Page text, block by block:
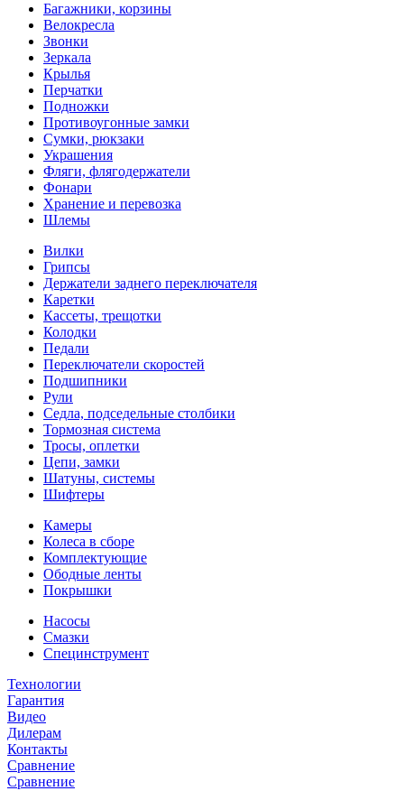
Багажники, корзины
Велокресла
Звонки
Зеркала
Крылья
Перчатки
Подножки
Противоугонные замки
Сумки, рюкзаки
Украшения
Фляги, флягодержатели
Фонари
Хранение и перевозка
Шлемы
Вилки
Грипсы
Держатели заднего переключателя
Каретки
Кассеты, трещотки
Колодки
Педали
Переключатели скоростей
Подшипники
Рули
Седла, подседельные столбики
Тормозная система
Тросы, оплетки
Цепи, замки
Шатуны, системы
Шифтеры
Камеры
Колеса в сборе
Комплектующие
Ободные ленты
Покрышки
Насосы
Смазки
Специнструмент
Технологии
Гарантия
Видео
Дилерам
Контакты
Сравнение
Сравнение